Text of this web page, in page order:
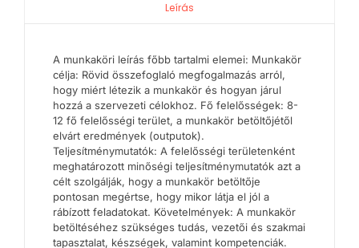
Leírás
A munkaköri leírás főbb tartalmi elemei: Munkakör
célja: Rövid összefoglaló megfogalmazás arról,
hogy miért létezik a munkakör és hogyan járul
hozzá a szervezeti célokhoz. Fő felelősségek: 8-
12 fő felelősségi terület, a munkakör betöltőjétől
elvárt eredmények (outputok).
Teljesítménymutatók: A felelősségi területenként
meghatározott minőségi teljesítménymutatók azt a
célt szolgálják, hogy a munkakör betöltője
pontosan megértse, hogy mikor látja el jól a
rábízott feladatokat. Követelmények: A munkakör
betöltéséhez szükséges tudás, vezetői és szakmai
tapasztalat, készségek, valamint kompetenciák.